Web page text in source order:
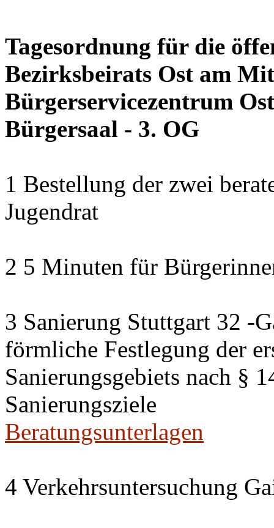
Tagesordnung für die
Bezirksbeirats Ost am
Bürgerservicezentrum
Bürgersaal - 3. OG
1 Bestellung der zwei
Jugendrat
2 5 Minuten für
3 Sanierung Stuttgart 32 -
förmliche Festlegung der
Sanierungsgebiets nach §
Sanierungsziele
Beratungsunterlagen
4 Verkehrsuntersuchung